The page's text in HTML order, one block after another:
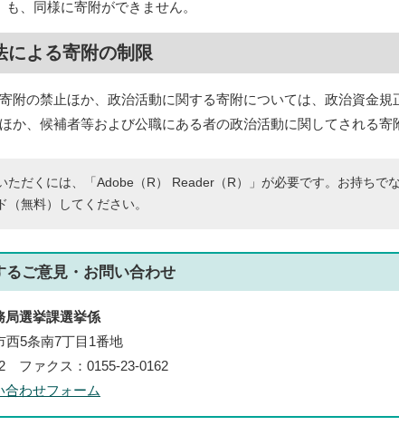
、同様に寄附ができません。
による寄附の制限
附の禁止ほか、政治活動に関する寄附については、政治資金
か、候補者等および公職にある者の政治活動に関してされる寄
ただくには、「Adobe（R） Reader（R）」が必要です。お持ちで
（無料）してください。
るご意見・お問い合わせ
局選挙課選挙係
5条南7丁目1番地
ファクス：0155-23-0162
合わせフォーム